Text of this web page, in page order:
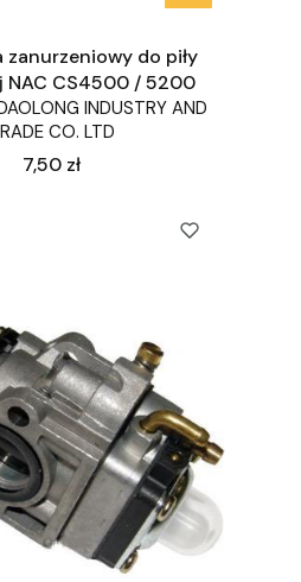
zanurzeniowy do piły
NAC CS4500 / 5200
INDUSTRY AND
CO. LTD
Cena
7,50 zł